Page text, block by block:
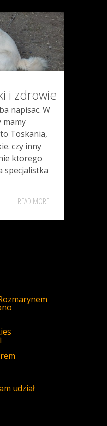
i zdrowie
napisac. W
mamy
Toskania,
czy inny
ktorego
specjalistka
READ MORE
udział